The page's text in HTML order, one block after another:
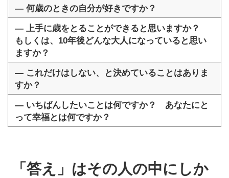
― 何歳のときの自分が好きですか？
― 上手に歳をとることができると思いますか？
もしくは、10年後どんな大人になっていると思い
ますか？
― これだけはしない、と決めていることはありま
すか？
― いちばんしたいことは何ですか？ あなたにと
って幸福とは何ですか？
「答え」はその人の中にしか